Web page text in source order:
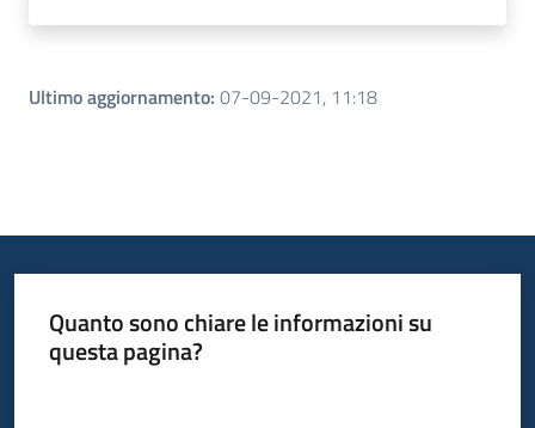
Ultimo aggiornamento: 07-09-2021, 11:18
Quanto sono chiare le informazioni su
questa pagina?